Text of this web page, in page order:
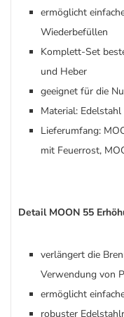
ermöglicht
Wiederbefüllen
Komplett-Set
und Heber
geeignet für die
Material:
Lieferumfang:
mit Feuerrost,
Detail MOON 55
verlängert die
Verwendung von
ermöglicht
robuster